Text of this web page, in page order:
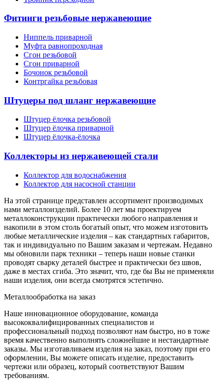
Фитинги резьбовые нержавеющие
Ниппель приварной
Муфта равнопроходная
Сгон резьбовой
Сгон приварной
Бочонок резьбовой
Контргайка резьбовая
Штуцеры под шланг нержавеющие
Штуцер ёлочка резьбовой
Штуцер ёлочка приварной
Штуцер ёлочка-ёлочка
Коллекторы из нержавеющей стали
Коллектор для водоснабжения
Коллектор для насосной станции
На этой странице представлен ассортимент производимых
нами металлоизделий. Более 10 лет мы проектируем
металлоконструкции практически любого направления и
накопили в этом столь богатый опыт, что можем изготовить
любые металлические изделия – как стандартных габаритов,
так и индивидуально по Вашим заказам и чертежам. Недавно
мы обновили парк техники – теперь наши новые станки
проводят сварку деталей быстрее и практически без швов,
даже в местах сгиба. Это значит, что, где бы Вы не применяли
наши изделия, они всегда смотрятся эстетично.
Металлообработка на заказ
Наше инновационное оборудование, команда
высококвалифицированных специалистов и
профессиональный подход позволяют нам быстро, но в тоже
время качественно выполнять сложнейшие и нестандартные
заказы. Мы изготавливаем изделия на заказ, поэтому при его
оформлении, Вы можете описать изделие, предоставить
чертежи или образец, который соответствуют Вашим
требованиям.